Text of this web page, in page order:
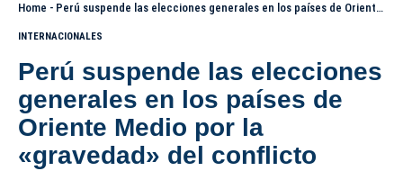
Home - Perú suspende las elecciones generales en los países de Oriente Medio por la «gravedad» del conflicto
INTERNACIONALES
Perú suspende las elecciones
generales en los países de
Oriente Medio por la
«gravedad» del conflicto